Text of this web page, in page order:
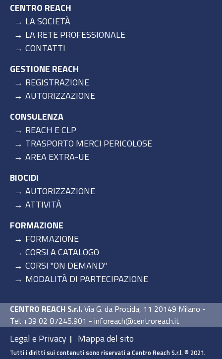
CENTRO REACH
LA SOCIETÀ
LA RETE PROFESSIONALE
CONTATTI
GESTIONE REACH
REGISTRAZIONE
AUTORIZZAZIONE
CONSULENZA
REACH E CLP
TRASPORTO MERCI PERICOLOSE
AREA EXTRA-UE
BIOCIDI
AUTORIZZAZIONE
ATTIVITÀ
FORMAZIONE
FORMAZIONE
CORSI A CATALOGO
CORSI "ON DEMAND"
MODALITÀ DI PARTECIPAZIONE
CENTRO REACH S.r.l.Via G. da Procida, 11 20149 Milano -
Tel. +39 02 87245.901 - inforeach@centroreach.it
Legal e Privacy Mappa del sito
Tutti i diritti sui contenuti sono riservati a Centro Reach S.r.l. © 2021.